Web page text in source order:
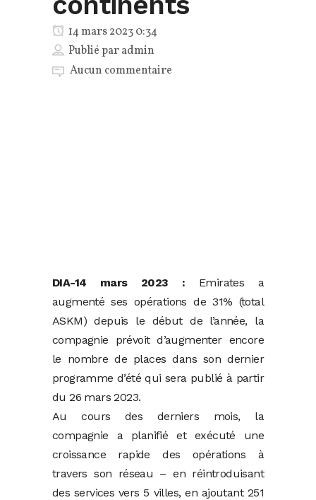
14 mars 2023 0:34
Publié paradmin
Aucun commentaire
DIA-14 mars 2023 : Emirates a
augmenté ses opérations de 31% (total
ASKM) depuis le début de l’année, la
compagnie prévoit d’augmenter encore
le nombre de places dans son dernier
programme d’été qui sera publié à partir
du 26 mars 2023.
Au cours des derniers mois, la
compagnie a planifié et exécuté une
croissance rapide des opérations à
travers son réseau – en réintroduisant
des services vers 5 villes, en ajoutant 251